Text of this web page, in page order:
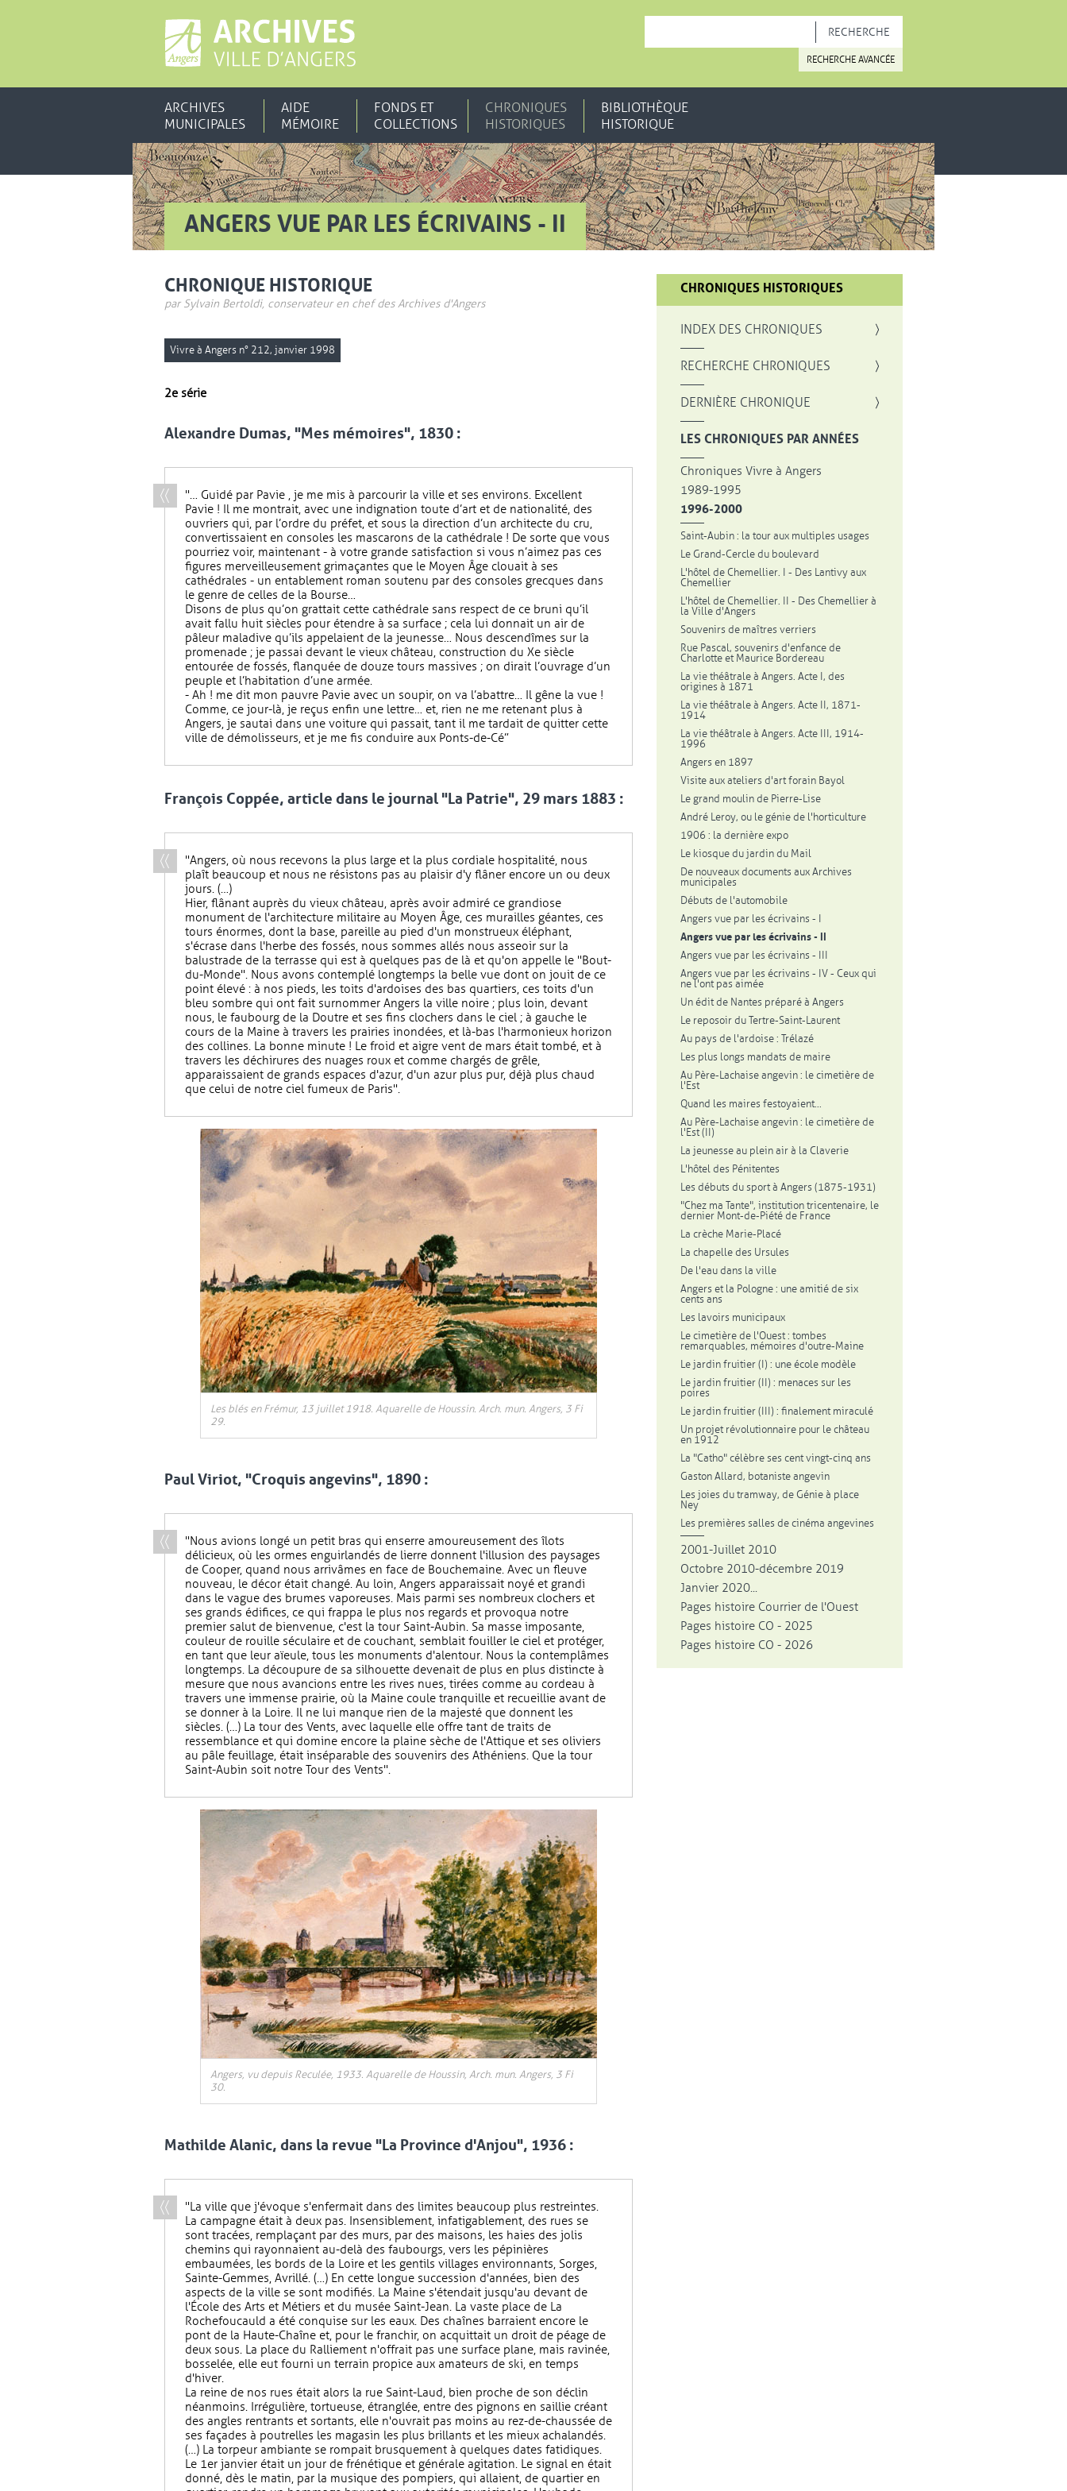
RECHERCHE AVANCÉE
ARCHIVES
MUNICIPALES
AIDE
MÉMOIRE
FONDS ET
COLLECTIONS
CHRONIQUES
HISTORIQUES
BIBLIOTHÈQUE
HISTORIQUE
ANGERS VUE PAR LES ÉCRIVAINS - II
CHRONIQUE HISTORIQUE
par Sylvain Bertoldi, conservateur en chef des Archives d'Angers
Vivre à Angers n° 212, janvier 1998
2e série
Alexandre Dumas, "Mes mémoires", 1830 :
"… Guidé par Pavie , je me mis à parcourir la ville et ses environs. Excellent
Pavie ! Il me montrait, avec une indignation toute d’art et de nationalité, des
ouvriers qui, par l’ordre du préfet, et sous la direction d’un architecte du cru,
convertissaient en consoles les mascarons de la cathédrale ! De sorte que vous
pourriez voir, maintenant - à votre grande satisfaction si vous n’aimez pas ces
figures merveilleusement grimaçantes que le Moyen Âge clouait à ses
cathédrales - un entablement roman soutenu par des consoles grecques dans
le genre de celles de la Bourse…
Disons de plus qu’on grattait cette cathédrale sans respect de ce bruni qu’il
avait fallu huit siècles pour étendre à sa surface ; cela lui donnait un air de
pâleur maladive qu’ils appelaient de la jeunesse… Nous descendîmes sur la
promenade ; je passai devant le vieux château, construction du Xe siècle
entourée de fossés, flanquée de douze tours massives ; on dirait l’ouvrage d’un
peuple et l’habitation d’une armée.
- Ah ! me dit mon pauvre Pavie avec un soupir, on va l’abattre… Il gêne la vue !
Comme, ce jour-là, je reçus enfin une lettre… et, rien ne me retenant plus à
Angers, je sautai dans une voiture qui passait, tant il me tardait de quitter cette
ville de démolisseurs, et je me fis conduire aux Ponts-de-Cé”
François Coppée, article dans le journal "La Patrie", 29 mars 1883 :
"Angers, où nous recevons la plus large et la plus cordiale hospitalité, nous
plaît beaucoup et nous ne résistons pas au plaisir d'y flâner encore un ou deux
jours. (…)
Hier, flânant auprès du vieux château, après avoir admiré ce grandiose
monument de l'architecture militaire au Moyen Âge, ces murailles géantes, ces
tours énormes, dont la base, pareille au pied d'un monstrueux éléphant,
s'écrase dans l'herbe des fossés, nous sommes allés nous asseoir sur la
balustrade de la terrasse qui est à quelques pas de là et qu'on appelle le "Bout-
du-Monde". Nous avons contemplé longtemps la belle vue dont on jouit de ce
point élevé : à nos pieds, les toits d'ardoises des bas quartiers, ces toits d'un
bleu sombre qui ont fait surnommer Angers la ville noire ; plus loin, devant
nous, le faubourg de la Doutre et ses fins clochers dans le ciel ; à gauche le
cours de la Maine à travers les prairies inondées, et là-bas l'harmonieux horizon
des collines. La bonne minute ! Le froid et aigre vent de mars était tombé, et à
travers les déchirures des nuages roux et comme chargés de grêle,
apparaissaient de grands espaces d'azur, d'un azur plus pur, déjà plus chaud
que celui de notre ciel fumeux de Paris".
Les blés en Frémur, 13 juillet 1918. Aquarelle de Houssin. Arch. mun. Angers, 3 Fi
29.
Paul Viriot, "Croquis angevins", 1890 :
"Nous avions longé un petit bras qui enserre amoureusement des îlots
délicieux, où les ormes enguirlandés de lierre donnent l'illusion des paysages
de Cooper, quand nous arrivâmes en face de Bouchemaine. Avec un fleuve
nouveau, le décor était changé. Au loin, Angers apparaissait noyé et grandi
dans le vague des brumes vaporeuses. Mais parmi ses nombreux clochers et
ses grands édifices, ce qui frappa le plus nos regards et provoqua notre
premier salut de bienvenue, c'est la tour Saint-Aubin. Sa masse imposante,
couleur de rouille séculaire et de couchant, semblait fouiller le ciel et protéger,
en tant que leur aïeule, tous les monuments d'alentour. Nous la contemplâmes
longtemps. La découpure de sa silhouette devenait de plus en plus distincte à
mesure que nous avancions entre les rives nues, tirées comme au cordeau à
travers une immense prairie, où la Maine coule tranquille et recueillie avant de
se donner à la Loire. Il ne lui manque rien de la majesté que donnent les
siècles. (…) La tour des Vents, avec laquelle elle offre tant de traits de
ressemblance et qui domine encore la plaine sèche de l'Attique et ses oliviers
au pâle feuillage, était inséparable des souvenirs des Athéniens. Que la tour
Saint-Aubin soit notre Tour des Vents".
Angers, vu depuis Reculée, 1933. Aquarelle de Houssin, Arch. mun. Angers, 3 Fi
30.
Mathilde Alanic, dans la revue "La Province d'Anjou", 1936 :
"La ville que j'évoque s'enfermait dans des limites beaucoup plus restreintes.
La campagne était à deux pas. Insensiblement, infatigablement, des rues se
sont tracées, remplaçant par des murs, par des maisons, les haies des jolis
chemins qui rayonnaient au-delà des faubourgs, vers les pépinières
embaumées, les bords de la Loire et les gentils villages environnants, Sorges,
Sainte-Gemmes, Avrillé. (…) En cette longue succession d'années, bien des
aspects de la ville se sont modifiés. La Maine s'étendait jusqu'au devant de
l'École des Arts et Métiers et du musée Saint-Jean. La vaste place de La
Rochefoucauld a été conquise sur les eaux. Des chaînes barraient encore le
pont de la Haute-Chaîne et, pour le franchir, on acquittait un droit de péage de
deux sous. La place du Ralliement n'offrait pas une surface plane, mais ravinée,
bosselée, elle eut fourni un terrain propice aux amateurs de ski, en temps
d'hiver.
La reine de nos rues était alors la rue Saint-Laud, bien proche de son déclin
néanmoins. Irrégulière, tortueuse, étranglée, entre des pignons en saillie créant
des angles rentrants et sortants, elle n'ouvrait pas moins au rez-de-chaussée de
ses façades à poutrelles les magasin les plus brillants et les mieux achalandés.
(…) La torpeur ambiante se rompait brusquement à quelques dates fatidiques.
Le 1er janvier était un jour de frénétique et générale agitation. Le signal en était
donné, dès le matin, par la musique des pompiers, qui allaient, de quartier en
CHRONIQUES HISTORIQUES
INDEX DES CHRONIQUES
RECHERCHE CHRONIQUES , OUVRE UNE NOUVELLE FENÊTRE
DERNIÈRE CHRONIQUE
LES CHRONIQUES PAR ANNÉES
Chroniques Vivre à Angers
1989-1995
1996-2000
Saint-Aubin : la tour aux multiples usages
Le Grand-Cercle du boulevard
L'hôtel de Chemellier. I - Des Lantivy aux
Chemellier
L'hôtel de Chemellier. II - Des Chemellier à
la Ville d'Angers
Souvenirs de maîtres verriers
Rue Pascal, souvenirs d'enfance de
Charlotte et Maurice Bordereau
La vie théâtrale à Angers. Acte I, des
origines à 1871
La vie théâtrale à Angers. Acte II, 1871-
1914
La vie théâtrale à Angers. Acte III, 1914-
1996
Angers en 1897
Visite aux ateliers d'art forain Bayol
Le grand moulin de Pierre-Lise
André Leroy, ou le génie de l'horticulture
1906 : la dernière expo
Le kiosque du jardin du Mail
De nouveaux documents aux Archives
municipales
Débuts de l'automobile
Angers vue par les écrivains - I
Angers vue par les écrivains - II
Angers vue par les écrivains - III
Angers vue par les écrivains - IV - Ceux qui
ne l'ont pas aimée
Un édit de Nantes préparé à Angers
Le reposoir du Tertre-Saint-Laurent
Au pays de l'ardoise : Trélazé
Les plus longs mandats de maire
Au Père-Lachaise angevin : le cimetière de
l'Est
Quand les maires festoyaient...
Au Père-Lachaise angevin : le cimetière de
l'Est (II)
La jeunesse au plein air à la Claverie
L'hôtel des Pénitentes
Les débuts du sport à Angers (1875-1931)
"Chez ma Tante", institution tricentenaire, le
dernier Mont-de-Piété de France
La crèche Marie-Placé
La chapelle des Ursules
De l'eau dans la ville
Angers et la Pologne : une amitié de six
cents ans
Les lavoirs municipaux
Le cimetière de l'Ouest : tombes
remarquables, mémoires d'outre-Maine
Le jardin fruitier (I) : une école modèle
Le jardin fruitier (II) : menaces sur les
poires
Le jardin fruitier (III) : finalement miraculé
Un projet révolutionnaire pour le château
en 1912
La "Catho" célèbre ses cent vingt-cinq ans
Gaston Allard, botaniste angevin
Les joies du tramway, de Génie à place
Ney
Les premières salles de cinéma angevines
2001-Juillet 2010
Octobre 2010-décembre 2019
Janvier 2020...
Pages histoire Courrier de l'Ouest
Pages histoire CO - 2025
Pages histoire CO - 2026